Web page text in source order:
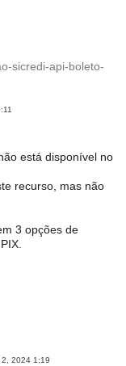
sicredi-api-boleto-
está disponível no
recurso, mas não
3 opções de
2, 2024 1:19